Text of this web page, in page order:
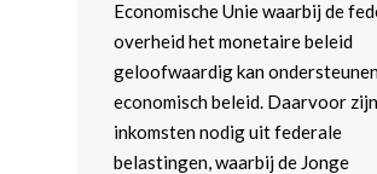
Economische Unie waarbij de
overheid het monetaire beleid
geloofwaardig kan
economisch beleid. Daarvoor zijn
inkomsten nodig uit federale
belastingen, waarbij de Jonge